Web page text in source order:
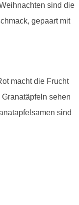
sind die
gepaart mit
macht die Frucht
Granatäpfeln sehen
sind